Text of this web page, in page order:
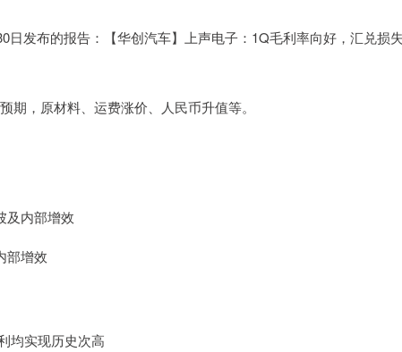
日发布的报告：【华创汽车】上声电子：1Q毛利率向好，汇兑损
期，原材料、运费涨价、人民币升值等。
及内部增效
部增效
均实现历史次高